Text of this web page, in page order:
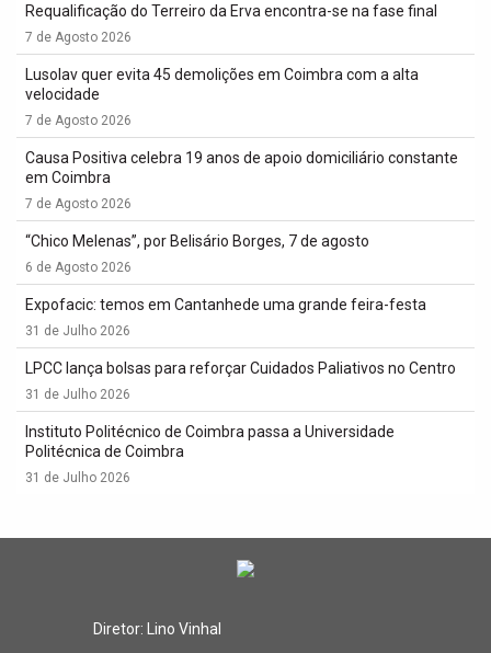
Requalificação do Terreiro da Erva encontra-se na fase final
7 de Agosto 2026
Lusolav quer evita 45 demolições em Coimbra com a alta
velocidade
7 de Agosto 2026
Causa Positiva celebra 19 anos de apoio domiciliário constante
em Coimbra
7 de Agosto 2026
“Chico Melenas”, por Belisário Borges, 7 de agosto
6 de Agosto 2026
Expofacic: temos em Cantanhede uma grande feira-festa
31 de Julho 2026
LPCC lança bolsas para reforçar Cuidados Paliativos no Centro
31 de Julho 2026
Instituto Politécnico de Coimbra passa a Universidade
Politécnica de Coimbra
31 de Julho 2026
Diretor: Lino Vinhal